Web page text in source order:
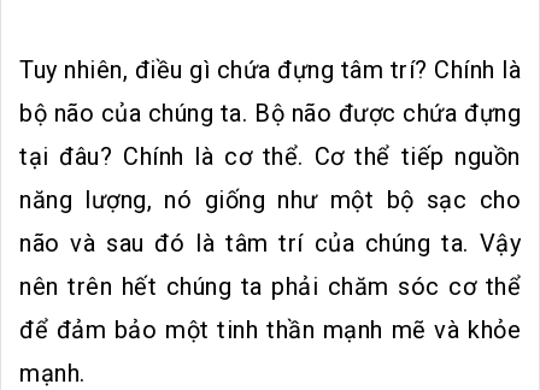
Tuy nhiên, điều gì chứa đựng tâm trí? Chính là
bộ não của chúng ta. Bộ não được chứa đựng
tại đâu? Chính là cơ thể. Cơ thể tiếp nguồn
năng lượng, nó giống như một bộ sạc cho
não và sau đó là tâm trí của chúng ta. Vậy
nên trên hết chúng ta phải chăm sóc cơ thể
để đảm bảo một tinh thần mạnh mẽ và khỏe
mạnh.